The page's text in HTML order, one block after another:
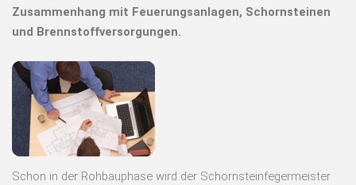
Zusammenhang mit Feuerungsanlagen, Schornsteinen
und Brennstoffversorgungen.
Schon in der Rohbauphase wird der Schornsteinfegermeister